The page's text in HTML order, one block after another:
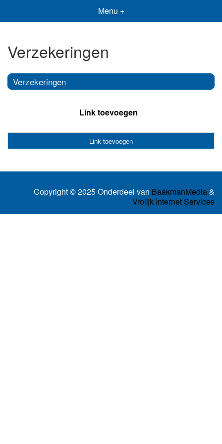
Menu +
Verzekeringen
Verzekeringen
Link toevoegen
Link toevoegen
Copyright © 2025 Onderdeel van BaakmanMedia&
Vrolijk Internet Services